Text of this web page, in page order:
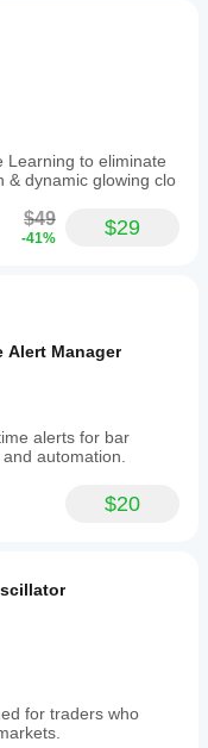
Learning to eliminate
& dynamic glowing clo
$49
-41% $29
Alert Manager
alerts for bar
automation.
$20
for traders who